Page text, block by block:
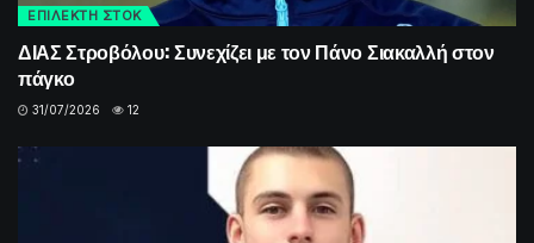
ΕΠΙΛΕΚΤΗ ΣΤΟΚ
ΔΙΑΣ Στροβόλου: Συνεχίζει με τον Πάνο Σιακαλλή στον
πάγκο
31/07/2026 12